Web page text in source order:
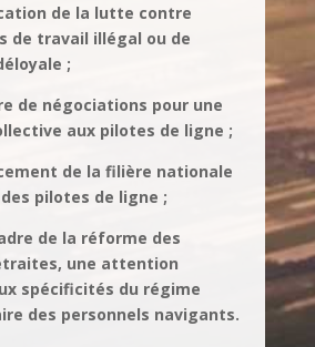
de la lutte contre
de travail illégal ou de
;
de négociations pour une
aux pilotes de ligne ;
de la filière nationale
pilotes de ligne ;
de la réforme des
une attention
spécificités du régime
des personnels navigants.